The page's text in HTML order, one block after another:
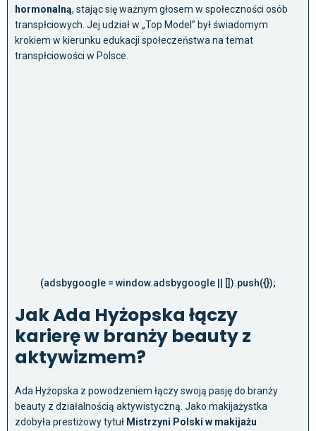
hormonalną, stając się ważnym głosem w społeczności osób
transpłciowych. Jej udział w „Top Model” był świadomym
krokiem w kierunku edukacji społeczeństwa na temat
transpłciowości w Polsce.
(adsbygoogle = window.adsbygoogle || []).push({});
Jak Ada Hyżopska łączy
karierę w branży beauty z
aktywizmem?
Ada Hyżopska z powodzeniem łączy swoją pasję do branży
beauty z działalnością aktywistyczną. Jako makijażystka
zdobyła prestiżowy tytuł Mistrzyni Polski w makijażu